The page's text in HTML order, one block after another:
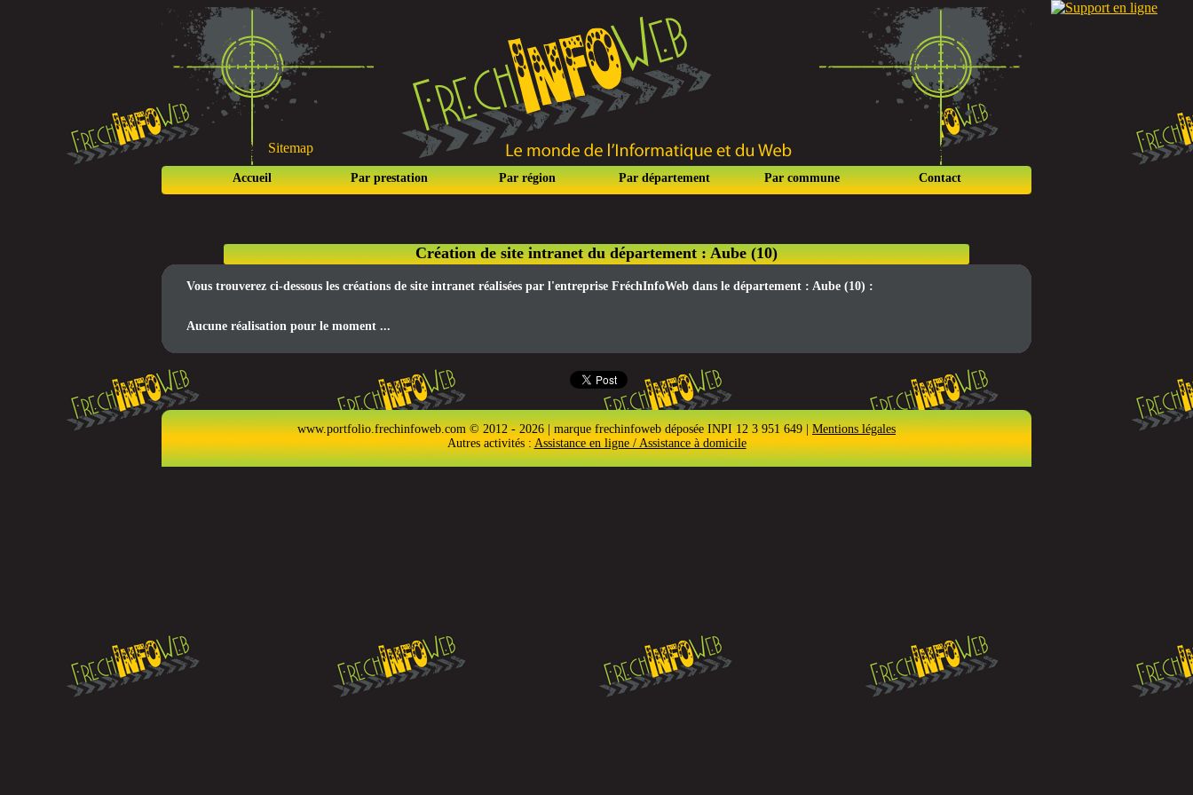
Sitemap
Accueil Par prestation Par région Par département Par commune Contact
Création de site intranet du département : Aube (10)
Vous trouverez ci-dessous les créations de site intranet réalisées par l'entreprise FréchInfoWeb dans le département : Aube (10) :
Aucune réalisation pour le moment ...
www.portfolio.frechinfoweb.com © 2012 - 2026 | marque frechinfoweb déposée INPI 12 3 951 649 |Mentions légales
Autres activités : Assistance en ligne / Assistance à domicile